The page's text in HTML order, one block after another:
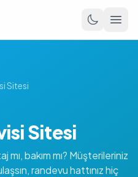
Sitesi
Sitesi
mı, bakım mı? Müşterileriniz
randevu hattınız hiç